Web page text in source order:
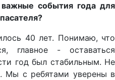
события года для
40 лет. Понимаю, что
главное - оставаться
год был стабильным. Не
Мы с ребятами уверены в